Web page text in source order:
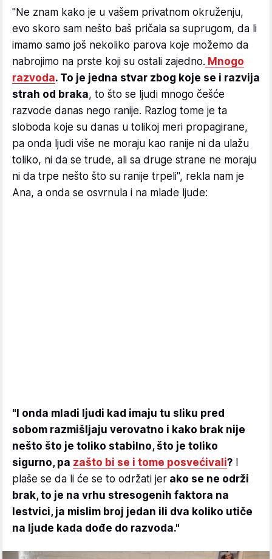
"Ne znam kako je u vašem privatnom okruženju,
evo skoro sam nešto baš pričala sa suprugom, da li
imamo samo još nekoliko parova koje možemo da
nabrojimo na prste koji su ostali zajedno. Mnogo
razvoda. To je jedna stvar zbog koje se i razvija
strah od braka, to što se ljudi mnogo češće
razvode danas nego ranije. Razlog tome je ta
sloboda koje su danas u tolikoj meri propagirane,
pa onda ljudi više ne moraju kao ranije ni da ulažu
toliko, ni da se trude, ali sa druge strane ne moraju
ni da trpe nešto što su ranije trpeli", rekla nam je
Ana, a onda se osvrnula i na mlade ljude:
"I onda mladi ljudi kad imaju tu sliku pred
sobom razmišljaju verovatno i kako brak nije
nešto što je toliko stabilno, što je toliko
sigurno, pa zašto bi se i tome posvećivali? I
plaše se da li će se to održati jer ako se ne održi
brak, to je na vrhu stresogenih faktora na
lestvici, ja mislim broj jedan ili dva koliko utiče
na ljude kada dođe do razvoda."